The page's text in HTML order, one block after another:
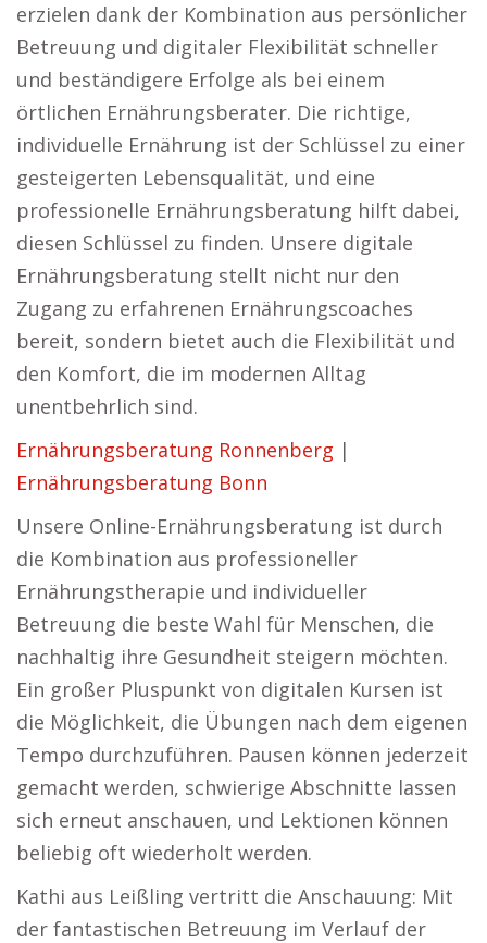
erzielen dank der Kombination aus persönlicher
Betreuung und digitaler Flexibilität schneller
und beständigere Erfolge als bei einem
örtlichen Ernährungsberater. Die richtige,
individuelle Ernährung ist der Schlüssel zu einer
gesteigerten Lebensqualität, und eine
professionelle Ernährungsberatung hilft dabei,
diesen Schlüssel zu finden. Unsere digitale
Ernährungsberatung stellt nicht nur den
Zugang zu erfahrenen Ernährungscoaches
bereit, sondern bietet auch die Flexibilität und
den Komfort, die im modernen Alltag
unentbehrlich sind.
Ernährungsberatung Ronnenberg |
Ernährungsberatung Bonn
Unsere Online-Ernährungsberatung ist durch
die Kombination aus professioneller
Ernährungstherapie und individueller
Betreuung die beste Wahl für Menschen, die
nachhaltig ihre Gesundheit steigern möchten.
Ein großer Pluspunkt von digitalen Kursen ist
die Möglichkeit, die Übungen nach dem eigenen
Tempo durchzuführen. Pausen können jederzeit
gemacht werden, schwierige Abschnitte lassen
sich erneut anschauen, und Lektionen können
beliebig oft wiederholt werden.
Kathi aus Leißling vertritt die Anschauung: Mit
der fantastischen Betreuung im Verlauf der